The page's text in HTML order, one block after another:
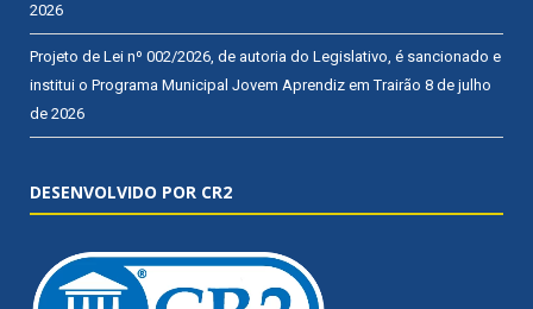
2026
Projeto de Lei nº 002/2026, de autoria do Legislativo, é sancionado e
institui o Programa Municipal Jovem Aprendiz em Trairão 8 de julho
de 2026
DESENVOLVIDO POR CR2